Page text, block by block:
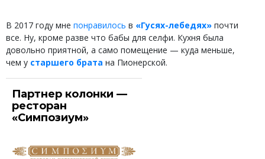
В 2017 году мне понравилось в «Гусях-лебедях» почти
все. Ну, кроме разве что бабы для селфи. Кухня была
довольно приятной, а само помещение — куда меньше,
чем у старшего брата на Пионерской.
Партнер колонки —
ресторан
«Симпозиум»